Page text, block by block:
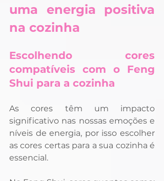
uma energia positiva
na cozinha
Escolhendo cores
compatíveis com o Feng
Shui para a cozinha
As cores têm um impacto
significativo nas nossas emoções e
níveis de energia, por isso escolher
as cores certas para a sua cozinha é
essencial.